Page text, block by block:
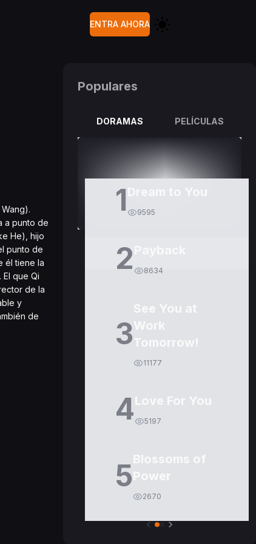
ENTRA AHORA
a punto de
He), hijo
punto de
él tiene la
que Qi
de la
y
de
Populares
DORAMAS PELÍCULAS
1 9595
2 8634
3
See You at
Work
Tomorrow!
11177
4Love For You
5197
5Blossoms of
Power
2670